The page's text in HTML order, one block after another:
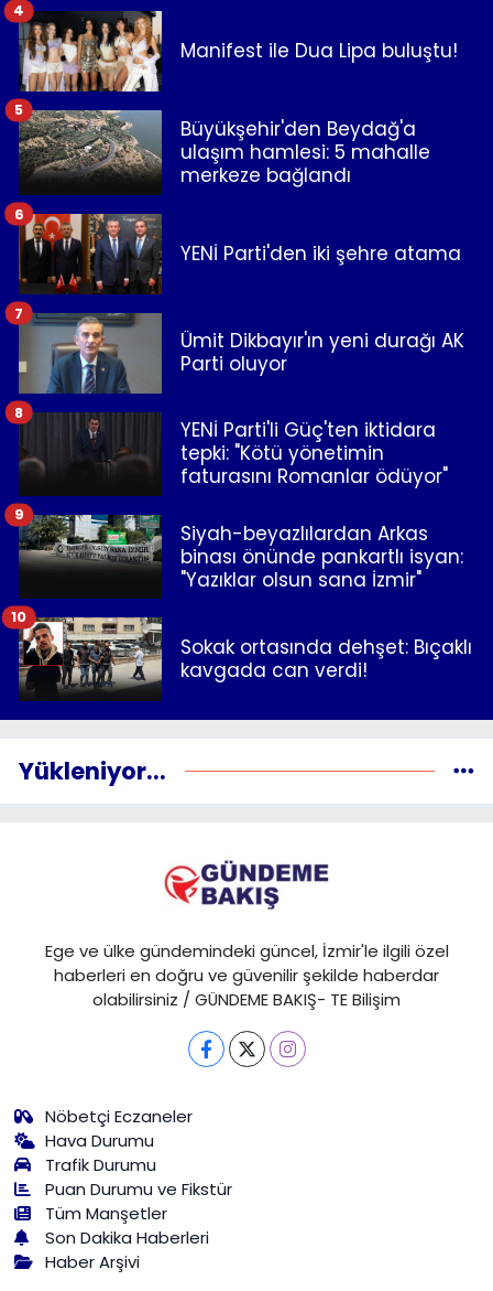
Manifest ile Dua Lipa buluştu!
4
Büyükşehir'den Beydağ'a
ulaşım hamlesi: 5 mahalle
merkeze bağlandı
5
YENİ Parti'den iki şehre atama
6
Ümit Dikbayır'ın yeni durağı AK
Parti oluyor
7
YENİ Parti'li Güç'ten iktidara
tepki: "Kötü yönetimin
faturasını Romanlar ödüyor"
8
Siyah-beyazlılardan Arkas
binası önünde pankartlı isyan:
"Yazıklar olsun sana İzmir"
9
Sokak ortasında dehşet: Bıçaklı
kavgada can verdi!
10
Yükleniyor...
Ege ve ülke gündemindeki güncel, İzmir'le ilgili özel
haberleri en doğru ve güvenilir şekilde haberdar
olabilirsiniz / GÜNDEME BAKIŞ- TE Bilişim
Nöbetçi Eczaneler
Hava Durumu
Trafik Durumu
Puan Durumu ve Fikstür
Tüm Manşetler
Son Dakika Haberleri
Haber Arşivi